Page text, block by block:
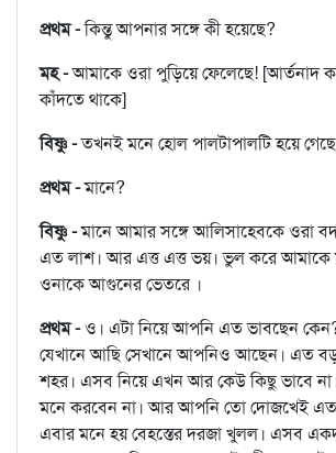
প্রথম -কিন্তু আপনার সঙ্গে কী হয়েছে?
মহ -আমাকে ওরা পুড়িয়ে ফেলেছে! [আর্তনাদ
কাঁদতে থাকে]
বিষ্ণু -তখনই মনে হোল পালটাপালটি হয়ে
প্রথম -মানে?
বিষ্ণু -মানে আমার সঙ্গে আলিসাহেবকে ওরা
এত লাশ। আর এত্ত এত্ত ভয়। ভুল করে আমাকে
ওনাকে আগুনের ভেতরে ।
প্রথম -ও। এটা নিয়ে আপনি এত ভাবছেন
যেখানে আছি সেখানে আপনিও আছেন। এত
শহর। এসব নিয়ে এখন আর কেউ কিছু ভাবে
মনে করবেন না। আর আপনি তো দোজখেই এত
এবার মনে হয় বেহস্তের দরজা খুলল। এসব